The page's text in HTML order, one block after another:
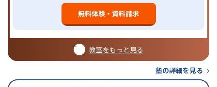
無料体験・資料請求
教室をもっと見る
塾の詳細を見る